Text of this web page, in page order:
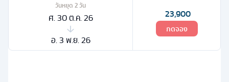
วันหยุด 2วัน
ศ. 30 ต.ค. 26
อ. 3 พ.ย. 26
23,900
กดจอง